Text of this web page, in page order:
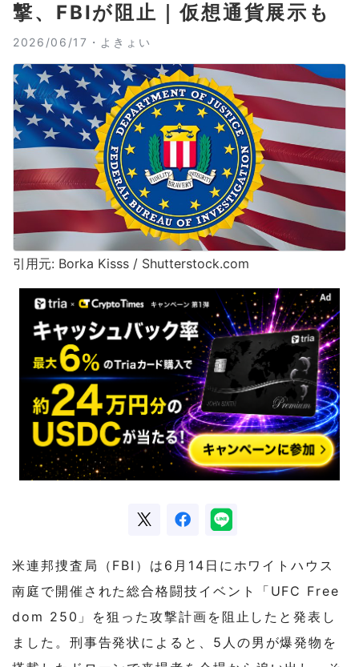
撃、FBIが阻止｜仮想通貨展示も
2026/06/17・ よきょい
引用元: Borka Kisss / Shutterstock.com
米連邦捜査局（FBI）は6月14日にホワイトハウス
南庭で開催された総合格闘技イベント「UFC Free
dom 250」を狙った攻撃計画を阻止したと発表し
ました。刑事告発状によると、5人の男が爆発物を